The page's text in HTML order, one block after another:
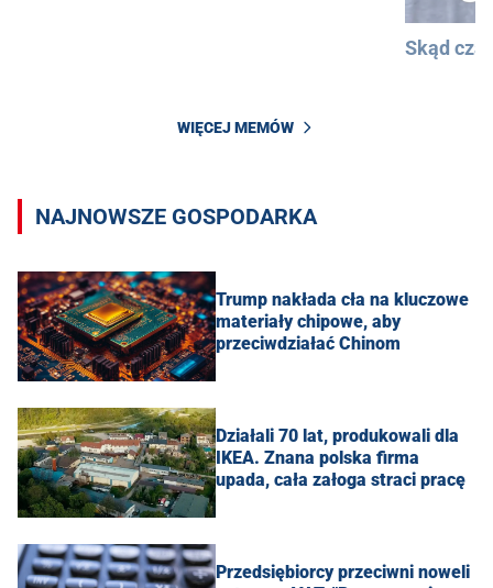
Skąd
WIĘCEJ MEMÓW
NAJNOWSZE GOSPODARKA
Trump nakłada cła na kluczowe
materiały chipowe, aby
przeciwdziałać Chinom
Działali 70 lat, produkowali dla
IKEA. Znana polska firma
upada, cała załoga straci pracę
Przedsiębiorcy przeciwni noweli